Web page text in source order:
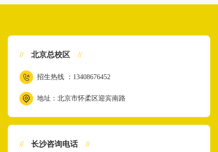
// 北京总校区 //
招生热线 ：13408676452
地址：北京市怀柔区迎宾南路
// 长沙咨询电话 //